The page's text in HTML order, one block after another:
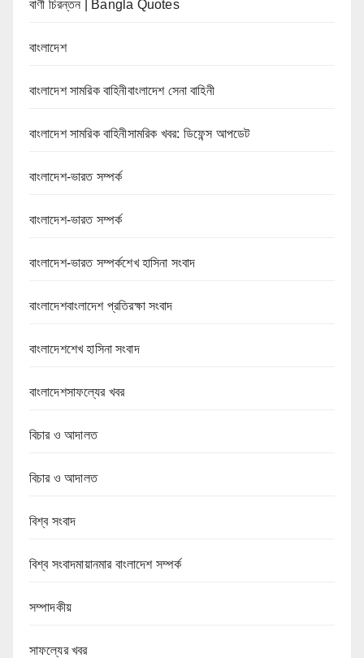
বাণী চিরন্তন | Bangla Quotes
বাংলাদেশ
বাংলাদেশ সামরিক বাহিনীবাংলাদেশ সেনা বাহিনী
বাংলাদেশ সামরিক বাহিনীসামরিক খবর: ডিফেন্স আপডেট
বাংলাদেশ-ভারত সম্পর্ক
বাংলাদেশ-ভারত সম্পর্ক
বাংলাদেশ-ভারত সম্পর্কশেখ হাসিনা সংবাদ
বাংলাদেশবাংলাদেশ প্রতিরক্ষা সংবাদ
বাংলাদেশশেখ হাসিনা সংবাদ
বাংলাদেশসাফল্যের খবর
বিচার ও আদালত
বিচার ও আদালত
বিশ্ব সংবাদ
বিশ্ব সংবাদমায়ানমার বাংলাদেশ সম্পর্ক
সম্পাদকীয়
সাফল্যের খবর